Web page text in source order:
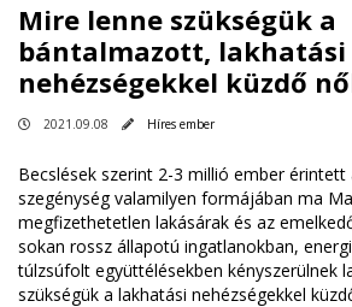
Mire lenne szükségük a
bántalmazott, lakhatási
nehézségekkel küzdő
2021.09.08 Híres ember
Becslések szerint 2-3 millió ember érintett
szegénység valamilyen formájában ma
megfizethetetlen lakásárak és az
sokan rossz állapotú ingatlanokban,
túlzsúfolt együttélésekben kényszerülnek
szükségük a lakhatási nehézségekkel